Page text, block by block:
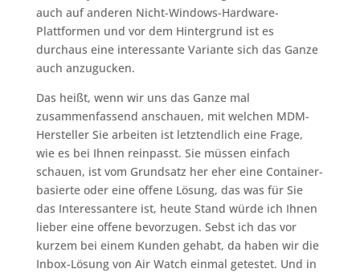
auch auf anderen Nicht-Windows-Hardware-
Plattformen und vor dem Hintergrund ist es
durchaus eine interessante Variante sich das Ganze
auch anzugucken.
Das heißt, wenn wir uns das Ganze mal
zusammenfassend anschauen, mit welchen MDM-
Hersteller Sie arbeiten ist letztendlich eine Frage,
wie es bei Ihnen reinpasst. Sie müssen einfach
schauen, ist vom Grundsatz her eher eine Container-
basierte oder eine offene Lösung, das was für Sie
das Interessantere ist, heute Stand würde ich Ihnen
lieber eine offene bevorzugen. Sebst ich das vor
kurzem bei einem Kunden gehabt, da haben wir die
Inbox-Lösung von Air Watch einmal getestet. Und in